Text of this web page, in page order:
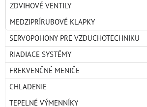
ZDVIHOVÉ VENTILY
MEDZIPRÍRUBOVÉ KLAPKY
SERVOPOHONY PRE VZDUCHOTECHNIKU
RIADIACE SYSTÉMY
FREKVENČNÉ MENIČE
CHLADENIE
TEPELNÉ VÝMENNÍKY